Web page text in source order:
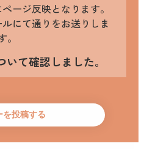
ージ反映となります。
にて通りをお送りしま
。
て確認しました。